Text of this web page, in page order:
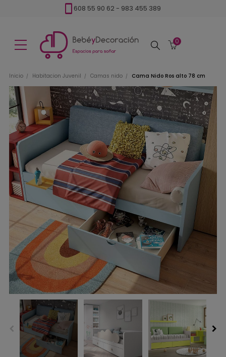
608 55 90 62 - 983 455 389
Buscar
0
Inicio Habitacion Juvenil Camas nido Cama Nido Ros alto 78 cm